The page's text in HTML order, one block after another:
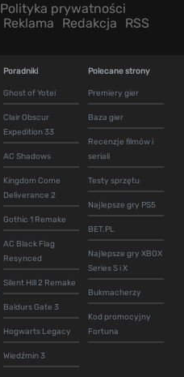
Polityka prywatności
Reklama Redakcja RSS
Poradniki
Ghost of Yotei
Clair Obscur
Expedition 33
AC Shadows
Kingdom Come
Deliverance 2
Gothic 1 Remake
AC Black Flag
Resynced
Silent Hill 2 Remake
Baldurs Gate 3
Hogwarts Legacy
Wiedźmin 3
Polecane strony
Premiery gier
Baza gier
Recenzje filmów i
seriali
Testy sprzętu
Najlepsze gry PS5
BET.PL
Najlepsze gry XBOX
Series S i X
Bukmacherzy
Kod promocyjny
Fortuna